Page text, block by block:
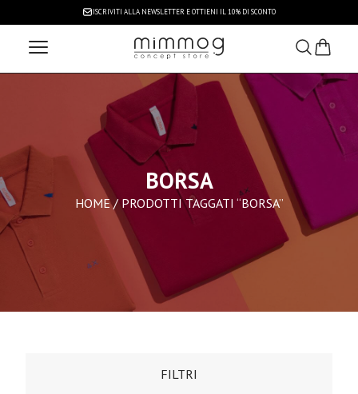
ISCRIVITI ALLA NEWSLETTER E OTTIENI IL 10% DI SCONTO
BORSA
HOME/ PRODOTTI TAGGATI “BORSA”
FILTRI